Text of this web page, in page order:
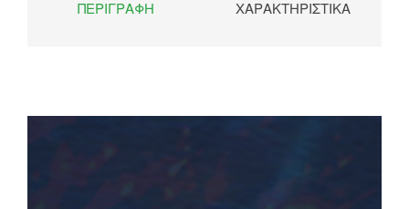
ΠΕΡΙΓΡΑΦΉ ΧΑΡΑΚΤΗΡΙΣΤΙΚΆ